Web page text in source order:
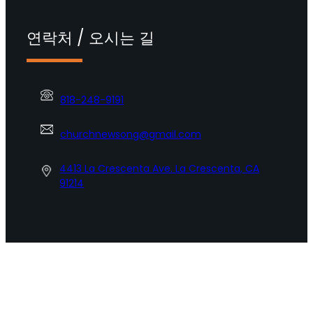
연락처 / 오시는 길
818-248-9191
churchnewsong@gmail.com
4413 La Crescenta Ave. La Crescenta, CA
91214